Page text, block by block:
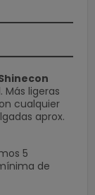
ligeras
cualquier
aprox.
5
de